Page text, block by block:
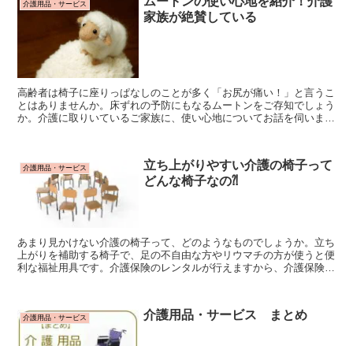
介護用品・サービス
家族が絶賛している
高齢者は椅子に座りっぱなしのことが多く「お尻が痛い！」と言うこ
とはありませんか。床ずれの予防にもなるムートンをご存知でしょう
か。介護に取りいているご家族に、使い心地についてお話を伺いまし
介護用品・サービス
立ち上がりやすい介護の椅子って
どんな椅子なの⁈
あまり見かけない介護の椅子って、どのようなものでしょうか。立ち
上がりを補助する椅子で、足の不自由な方やリウマチの方が使うと便
利な福祉用具です。介護保険のレンタルが行えますから、介護保険の
介護用品・サービス 介護用品・サービス まとめ